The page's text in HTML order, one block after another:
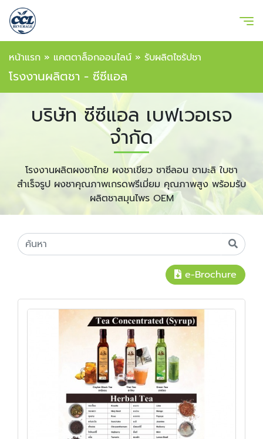
หน้าแรก » แคตตาล็อกออนไลน์ » รับผลิตไซรัปชา
โรงงานผลิตชา - ซีซีแอล
บริษัท ซีซีแอล เบฟเวอเรจ
จำกัด
โรงงานผลิตผงชาไทย ผงชาเขียว ชาซีลอน ชามะลิ ใบชา
สำเร็จรูป ผงชาคุณภาพเกรดพรีเมี่ยม คุณภาพสูง พร้อมรับ
ผลิตชาสมุนไพร OEM
e-Brochure